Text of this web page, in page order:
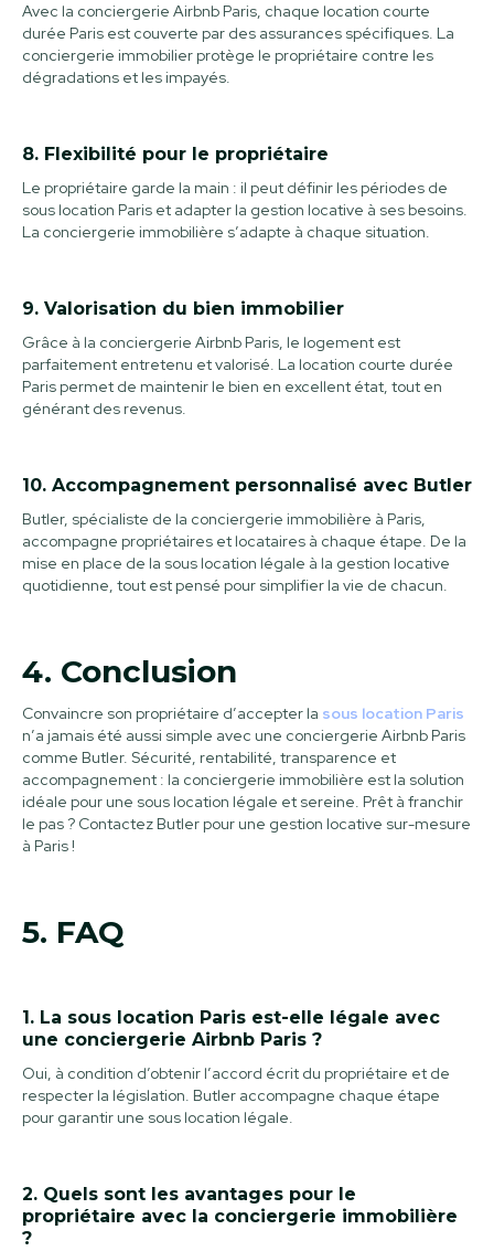
Avec la conciergerie Airbnb Paris, chaque location courte
durée Paris est couverte par des assurances spécifiques. La
conciergerie immobilier protège le propriétaire contre les
dégradations et les impayés.
8. Flexibilité pour le propriétaire
Le propriétaire garde la main : il peut définir les périodes de
sous location Paris et adapter la gestion locative à ses besoins.
La conciergerie immobilière s’adapte à chaque situation.
9. Valorisation du bien immobilier
Grâce à la conciergerie Airbnb Paris, le logement est
parfaitement entretenu et valorisé. La location courte durée
Paris permet de maintenir le bien en excellent état, tout en
générant des revenus.
10. Accompagnement personnalisé avec Butler
Butler, spécialiste de la conciergerie immobilière à Paris,
accompagne propriétaires et locataires à chaque étape. De la
mise en place de la sous location légale à la gestion locative
quotidienne, tout est pensé pour simplifier la vie de chacun.
4. Conclusion
Convaincre son propriétaire d’accepter la sous location Paris
n’a jamais été aussi simple avec une conciergerie Airbnb Paris
comme Butler. Sécurité, rentabilité, transparence et
accompagnement : la conciergerie immobilière est la solution
idéale pour une sous location légale et sereine. Prêt à franchir
le pas ? Contactez Butler pour une gestion locative sur-mesure
à Paris !
5. FAQ
1. La sous location Paris est-elle légale avec
une conciergerie Airbnb Paris ?
Oui, à condition d’obtenir l’accord écrit du propriétaire et de
respecter la législation. Butler accompagne chaque étape
pour garantir une sous location légale.
2. Quels sont les avantages pour le
propriétaire avec la conciergerie immobilière
?